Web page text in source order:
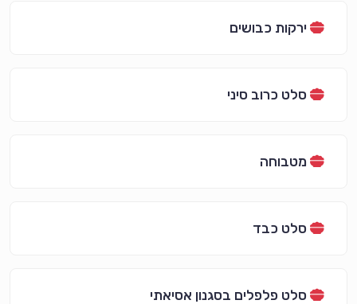
ירקות כבושים
סלט כרוב סיני
מטבוחה
סלט כבד
סלט פלפלים בסגנון אסיאתי